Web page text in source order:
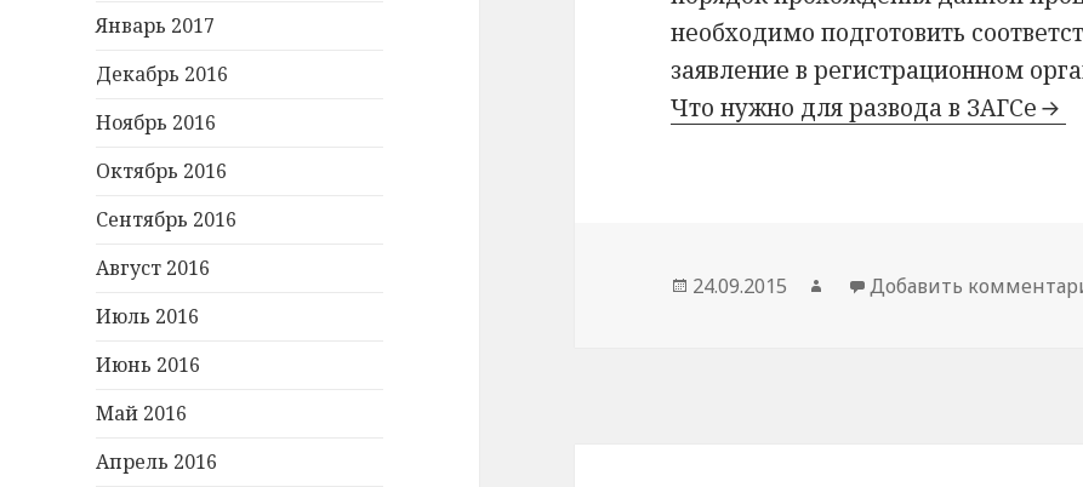
Январь 2017
Декабрь 2016
Ноябрь 2016
Октябрь 2016
Сентябрь 2016
Август 2016
Июль 2016
Июнь 2016
Май 2016
Апрель 2016
необходимо подготовить
заявление в регистрационном
Что нужно для развода в ЗАГСе
Опубликовано
24.09.2015 АвторДобавить